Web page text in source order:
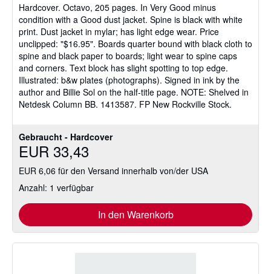
Gebraucht - Hardcover
EUR 33,43
EUR 6,06 für den Versand innerhalb von/der USA
Anzahl: 1 verfügbar
In den Warenkorb
Hardcover. Octavo, 205 pages. In Very Good minus
condition with a Good dust jacket. Spine is black with white
print. Dust jacket in mylar; has light edge wear. Price
unclipped: "$16.95". Boards quarter bound with black cloth to
spine and black paper to boards; light wear to spine caps
and corners. Text block has slight spotting to top edge.
Illustrated: b&w plates (photographs). Signed in ink by the
author and Billie Sol on the half-title page. NOTE: Shelved in
Netdesk Column BB. 1413587. FP New Rockville Stock.